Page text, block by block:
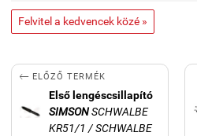
Felvitel a kedvencek közé »
 ELŐZŐ TERMÉK
Első lengéscsillapító
SIMSONSCHWALBE
KR51/1 / SCHWALBE